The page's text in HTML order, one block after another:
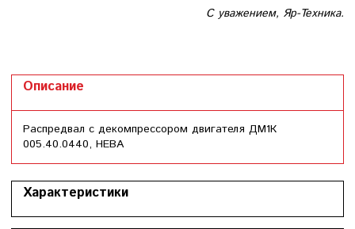
С уважением, Яр-Техника.
Описание
Распредвал с декомпрессором двигателя ДМ1К
005.40.0440, НЕВА
Характеристики